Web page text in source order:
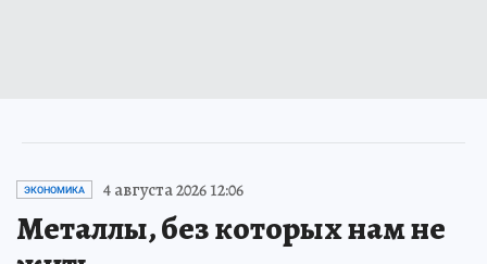
ЭКОНОМИКА 4 августа 2026 12:06
Металлы, без которых нам не